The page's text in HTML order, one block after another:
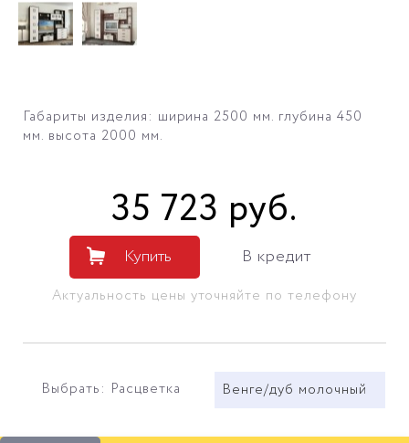
Габариты изделия: ширина 2500 мм. глубина 450
мм. высота 2000 мм.
35 723 руб.
Купить В кредит
Актуальность цены уточняйте по телефону
Выбрать: Расцветка Венге/дуб молочный